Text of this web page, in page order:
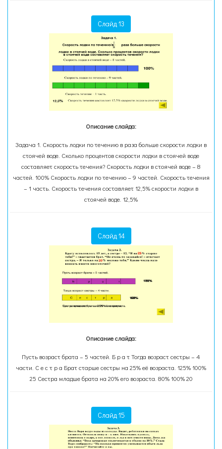
Слайд 13
Описание слайда:
Задача 1. Скорость лодки по течению в раза больше скорости лодки в
стоячей воде. Сколько процентов скорости лодки в стоячей воде
составляет скорость течения? Скорость лодки в стоячей воде – 8
частей. 100% Скорость лодки по течению – 9 частей. Скорость течения
– 1 часть. Скорость течения составляет 12,5% скорости лодки в
стоячей воде. 12,5%
Слайд 14
Описание слайда:
Пусть возраст брата – 5 частей. Б р а т Тогда возраст сестры – 4
части. С е с т р а Брат старше сестры на 25% её возраста. 125% 100%
25 Сестра младше брата на 20% его возраста. 80% 100% 20
Слайд 15